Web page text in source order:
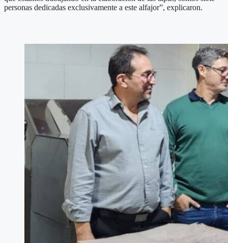
personas dedicadas exclusivamente a este alfajor”, explicaron.